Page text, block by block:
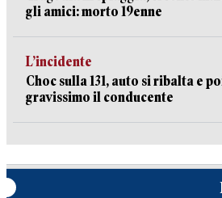
gli amici: morto 19enne
L’incidente
Choc sulla 131, auto si ribalta e
gravissimo il conducente